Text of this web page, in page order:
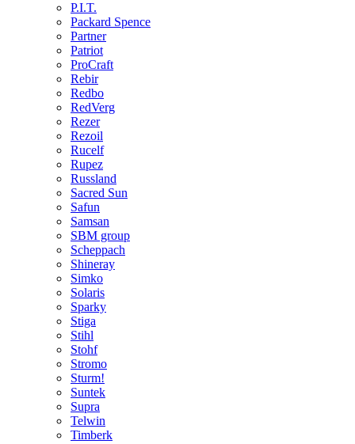
P.I.T.
Packard Spence
Partner
Patriot
ProCraft
Rebir
Redbo
RedVerg
Rezer
Rezoil
Rucelf
Rupez
Russland
Sacred Sun
Safun
Samsan
SBM group
Scheppach
Shineray
Simko
Solaris
Sparky
Stiga
Stihl
Stohf
Stromo
Sturm!
Suntek
Supra
Telwin
Timberk